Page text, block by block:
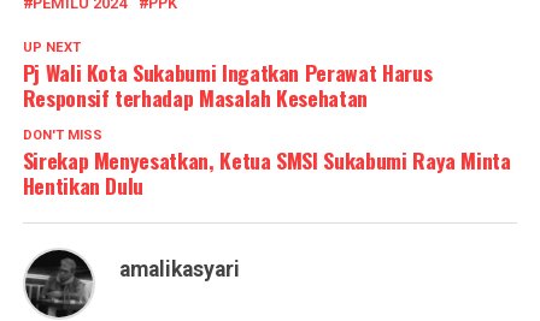
UP NEXT
Pj Wali Kota Sukabumi Ingatkan Perawat Harus
Responsif terhadap Masalah Kesehatan
DON'T MISS
Sirekap Menyesatkan, Ketua SMSI Sukabumi Raya Minta
Hentikan Dulu
amalikasyari